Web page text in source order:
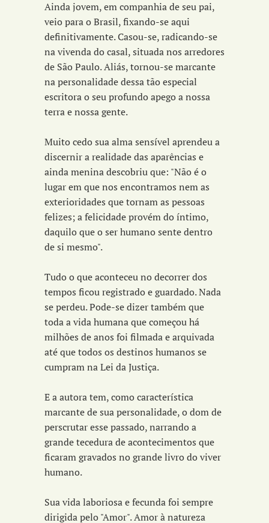
Ainda jovem, em companhia de seu pai,
veio para o Brasil, fixando-se aqui
definitivamente. Casou-se, radicando-se
na vivenda do casal, situada nos arredores
de São Paulo. Aliás, tornou-se marcante
na personalidade dessa tão especial
escritora o seu profundo apego a nossa
terra e nossa gente.
Muito cedo sua alma sensível aprendeu a
discernir a realidade das aparências e
ainda menina descobriu que: "Não é o
lugar em que nos encontramos nem as
exterioridades que tornam as pessoas
felizes; a felicidade provém do íntimo,
daquilo que o ser humano sente dentro
de si mesmo".
Tudo o que aconteceu no decorrer dos
tempos ficou registrado e guardado. Nada
se perdeu. Pode-se dizer também que
toda a vida humana que começou há
milhões de anos foi filmada e arquivada
até que todos os destinos humanos se
cumpram na Lei da Justiça.
E a autora tem, como característica
marcante de sua personalidade, o dom de
perscrutar esse passado, narrando a
grande tecedura de acontecimentos que
ficaram gravados no grande livro do viver
humano.
Sua vida laboriosa e fecunda foi sempre
dirigida pelo "Amor". Amor à natureza